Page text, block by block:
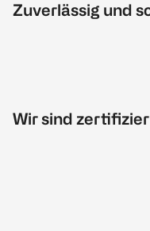
Zuverlässig und
Wir sind